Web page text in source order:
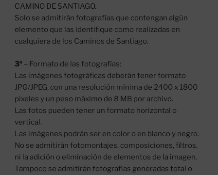
CAMINO DE SANTIAGO.
Solo se admitirán fotografías que contengan algún
elemento que las identifique como realizadas en
cualquiera de los Caminos de Santiago.
3ª – Formato de las fotografías:
Las imágenes fotográficas deberán tener formato
JPG/JPEG, con una resolución mínima de 2400 x 1800
pixeles y un peso máximo de 8 MB por archivo.
Las fotos pueden tener un formato horizontal o
vertical.
Las imágenes podrán ser en color o en blanco y negro.
No se admitirán fotomontajes, composiciones, filtros,
ni la adición o eliminación de elementos de la imagen.
Tampoco se admitirán fotografías generadas total o